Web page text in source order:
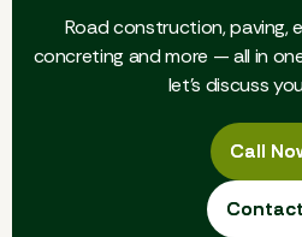
Road construction, paving,
concreting and more — all in
let's discuss
Call
Call